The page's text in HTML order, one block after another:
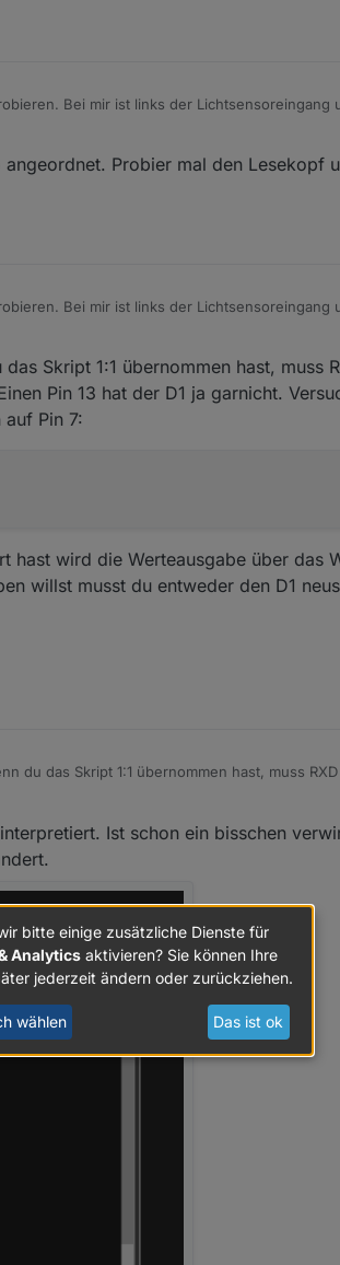
den einzelnen, möglichen
umbenennen zu
somit unwirksam. Soll etwas davon
werden. Folgende Zeilen sollten nach Zeile
Bei mir ist links der Lichtsensoreingang
Probier mal den Lesekopf
Bei mir ist links der Lichtsensoreingang
Skript 1:1 übernommen hast, muss
Pin 13 hat der D1 ja garnicht.
Pin 7:
hast wird die Werteausgabe über das
willst musst du entweder den D1
du das Skript 1:1 übernommen hast, muss
hast wird die Werteausgabe über das
musst du entweder den D1 neustarten oder
Ist schon ein bisschen
bitte einige zusätzliche Dienste für
Analytics aktivieren? Sie können Ihre
jederzeit ändern oder zurückziehen.
wählen Das ist ok